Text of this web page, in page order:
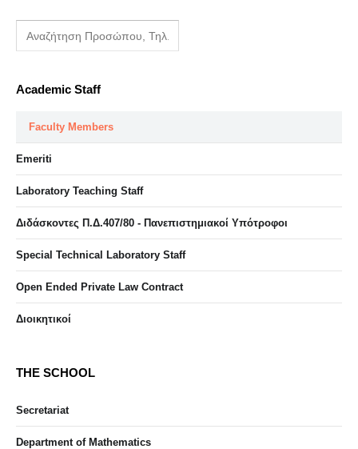
Academic Staff
Faculty Members
Emeriti
Laboratory Teaching Staff
Διδάσκοντες Π.Δ.407/80 - Πανεπιστημιακοί Υπότροφοι
Special Technical Laboratory Staff
Open Ended Private Law Contract
Διοικητικοί
THE SCHOOL
Secretariat
Department of Mathematics